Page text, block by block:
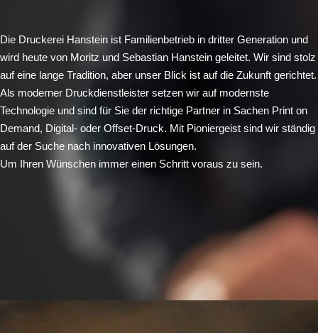
Die Druckerei Hanstein ist Familienbetrieb in dritter Generation und
wird heute von Moritz und Sebastian Hanstein geleitet. Wir sind stolz
auf eine lange Tradition, aber unser Blick ist auf die Zukunft gerichtet.
Als moderner Druckdienstleister setzen wir auf modernste
Technologie und sind für Sie der richtige Partner in Sachen Print on
Demand, Digital- oder Offset-Druck. Mit Pioniergeist sind wir ständig
auf der Suche nach innovativen Lösungen.
Um Ihren Wünschen immer einen Schritt voraus zu sein.